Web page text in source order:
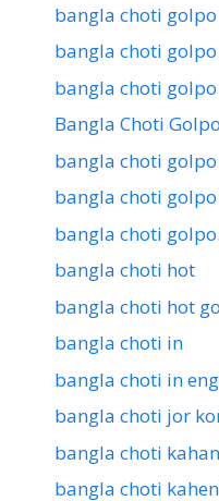
bangla choti
bangla choti
bangla choti golpo
Bangla Choti
bangla choti
bangla choti
bangla choti
bangla choti hot
bangla choti hot
bangla choti in
bangla choti in
bangla choti jor
bangla choti
bangla choti